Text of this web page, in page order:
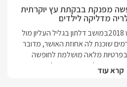
מפנקת בבקתת עץ יוקרתית
מדליקה לילדים
קרא עוד